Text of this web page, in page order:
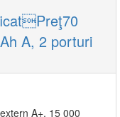
A, 2 porturi
A+, 15 000